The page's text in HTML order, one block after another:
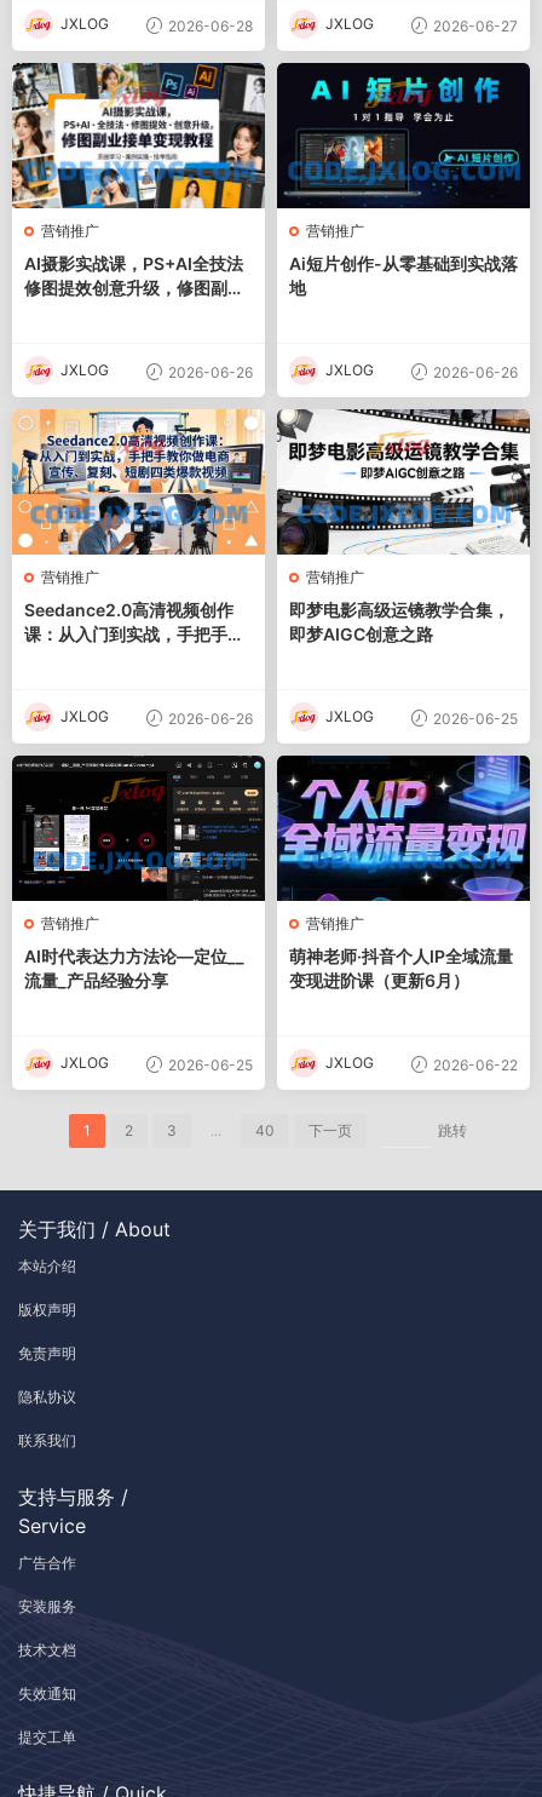
JXLOG 2026-06-28 JXLOG 2026-06-27
营销推广
AI摄影实战课，PS+AI全技法
修图提效创意升级，修图副业
JXLOG 2026-06-26
营销推广
Ai短片创作-从零基础到实战落
地
JXLOG 2026-06-26
营销推广
Seedance2.0高清视频创作
课：从入门到实战，手把手教
JXLOG 2026-06-26
营销推广
即梦电影高级运镜教学合集，
即梦AIGC创意之路
JXLOG 2026-06-25
营销推广
AI时代表达力方法论—定位__
流量_产品经验分享
JXLOG 2026-06-25
营销推广
萌神老师·抖音个人IP全域流量
变现进阶课（更新6月）
JXLOG 2026-06-22
1 2 3 ... 40 下一页 跳转
关于我们 / About
本站介绍
版权声明
免责声明
隐私协议
联系我们
支持与服务 /
Service
广告合作
安装服务
技术文档
失效通知
提交工单